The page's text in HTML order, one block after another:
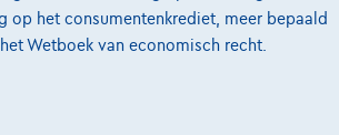
op het consumentenkrediet, meer bepaald
Wetboek van economisch recht.